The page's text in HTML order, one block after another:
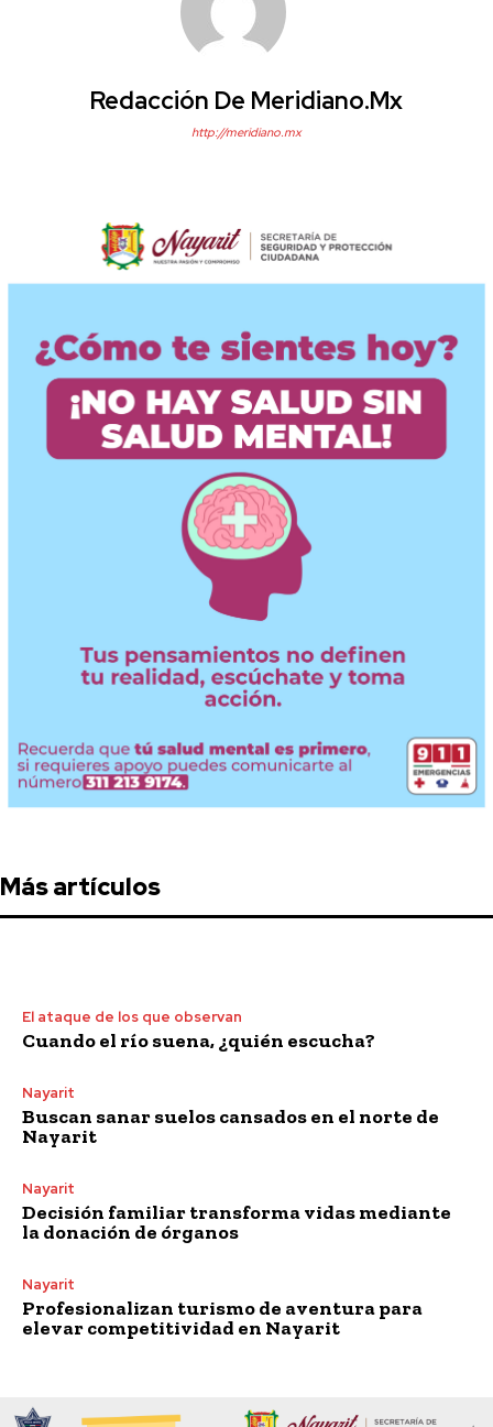
Redacción De Meridiano.mx
http://meridiano.mx
Más artículos
El ataque de los que observan
Cuando el río suena, ¿quién escucha?
Nayarit
Buscan sanar suelos cansados en el norte de
Nayarit
Nayarit
Decisión familiar transforma vidas mediante
la donación de órganos
Nayarit
Profesionalizan turismo de aventura para
elevar competitividad en Nayarit